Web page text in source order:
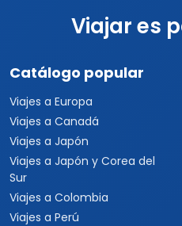
Viajar es
Catálogo popular
Viajes a Europa
Viajes a Canadá
Viajes a Japón
Viajes a Japón y Corea del
Sur
Viajes a Colombia
Viajes a Perú